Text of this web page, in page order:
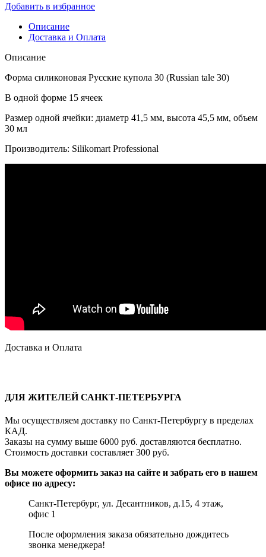
Добавить в избранное
Описание
Доставка и Оплата
Описание
Форма силиконовая Русские купола 30 (Russian tale 30)
В одной форме 15 ячеек
Размер одной ячейки: диаметр 41,5 мм, высота 45,5 мм, объем
30 мл
Производитель: Silikomart Professional
Доставка и Оплата
ДЛЯ ЖИТЕЛЕЙ САНКТ-ПЕТЕРБУРГА
Мы осуществляем доставку по Санкт-Петербургу в пределах
КАД.
Заказы на сумму выше 6000 руб. доставляются бесплатно.
Стоимость доставки составляет 300 руб.
Вы можете оформить заказ на сайте и забрать его в нашем
офисе по адресу:
Санкт-Петербург, ул. Десантников, д.15, 4 этаж,
офис 1
После оформления заказа обязательно дождитесь
звонка менеджера!